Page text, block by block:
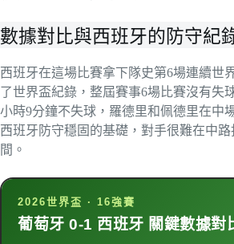
數據對比與西班牙的防守紀
西班牙在這場比賽拿下隊史第6場連續世
了世界盃紀錄，整屆賽事6場比賽沒有失
小時9分鐘不失球，羅德里和佩德里在中
西班牙防守穩固的基礎，對手很難在中路
間。
2026世界盃 · 16強賽
葡萄牙 0-1 西班牙 關鍵數據對